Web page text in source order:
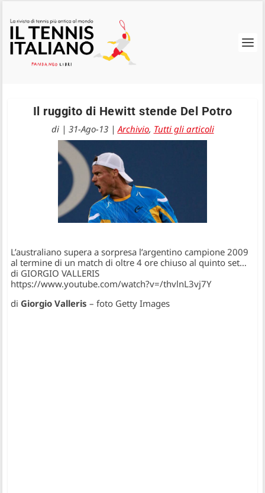
Il ruggito di Hewitt stende Del Potro
di | 31-Ago-13|Archivio, Tutti gli articoli
L’australiano supera a sorpresa l’argentino campione 2009
al termine di un match di oltre 4 ore chiuso al quinto set…
di GIORGIO VALLERIS
https://www.youtube.com/watch?v=/thvlnL3vj7Y
di Giorgio Valleris– foto Getty Images